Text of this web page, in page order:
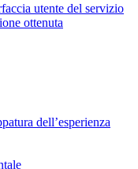
utente del servizio
ottenuta
dell’esperienza